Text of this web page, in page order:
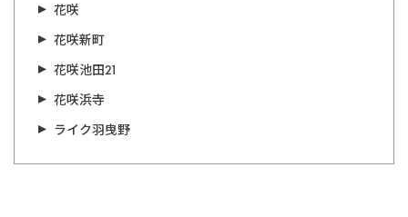
花咲
花咲新町
花咲池田21
花咲浜寺
ライク羽曳野